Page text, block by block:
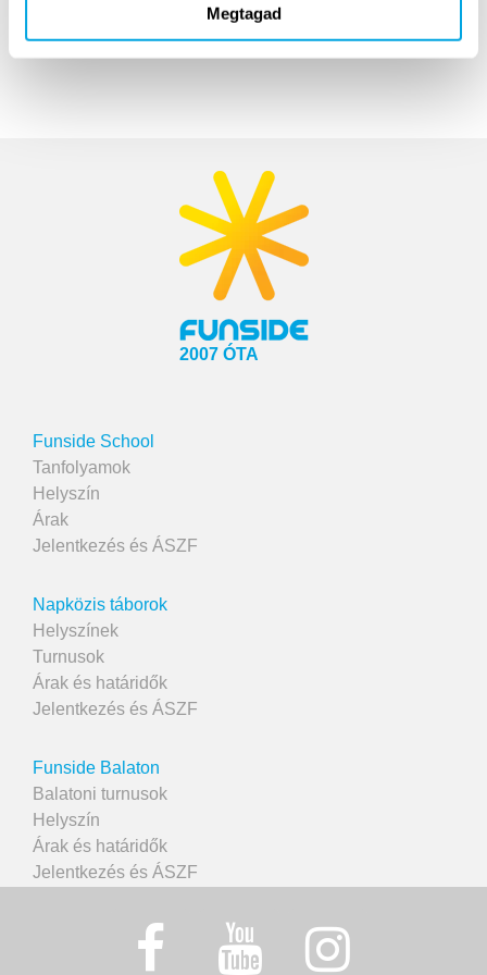
Megtagad
2007 ÓTA
Funside School
Tanfolyamok
Helyszín
Árak
Jelentkezés és ÁSZF
Napközis táborok
Helyszínek
Turnusok
Árak és határidők
Jelentkezés és ÁSZF
Funside Balaton
Balatoni turnusok
Helyszín
Árak és határidők
Jelentkezés és ÁSZF